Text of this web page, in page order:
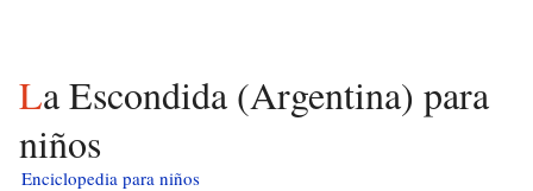
La Escondida (Argentina) para
niños
Enciclopedia para niños